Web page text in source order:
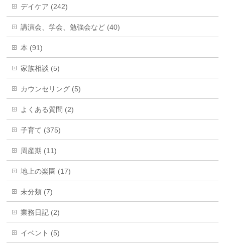
デイケア (242)
講演会、学会、勉強会など (40)
本 (91)
家族相談 (5)
カウンセリング (5)
よくある質問 (2)
子育て (375)
周産期 (11)
地上の楽園 (17)
未分類 (7)
業務日記 (2)
イベント (5)